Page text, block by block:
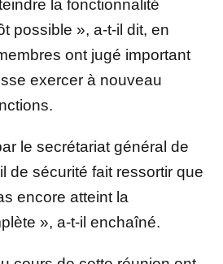
la fonctionnalité
possible », a-t-il dit, en
ont jugé important
exercer à nouveau
le secrétariat général de
de sécurité fait ressortir que
encore atteint la
», a-t-il enchaîné.